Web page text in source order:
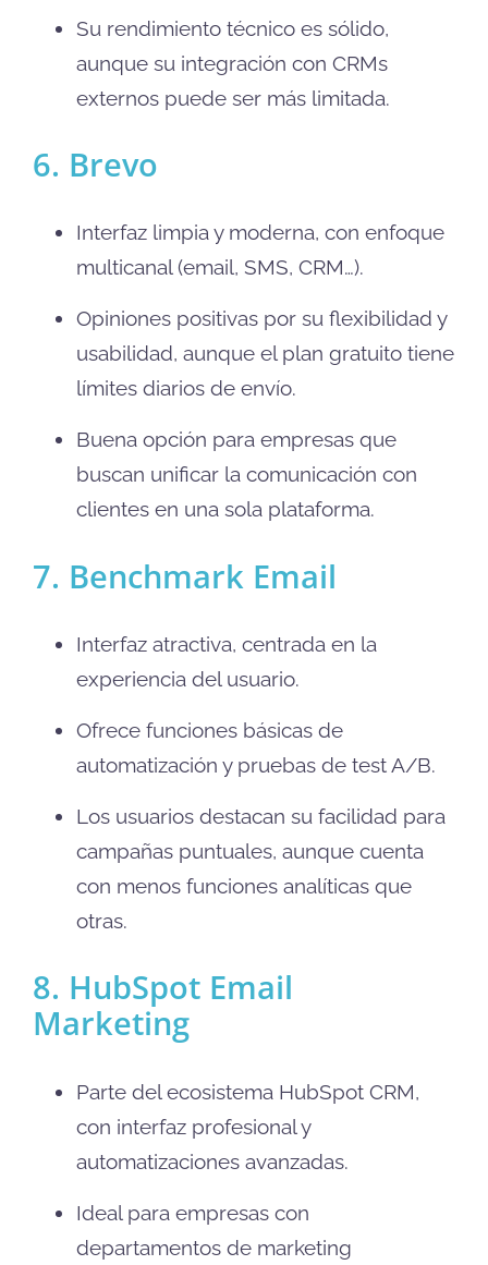
Su rendimiento técnico es sólido,
aunque su integración con CRMs
externos puede ser más limitada.
6. Brevo
Interfaz limpia y moderna, con enfoque
multicanal (email, SMS, CRM…).
Opiniones positivas por su flexibilidad y
usabilidad, aunque el plan gratuito tiene
límites diarios de envío.
Buena opción para empresas que
buscan unificar la comunicación con
clientes en una sola plataforma.
7. Benchmark Email
Interfaz atractiva, centrada en la
experiencia del usuario.
Ofrece funciones básicas de
automatización y pruebas de test A/B.
Los usuarios destacan su facilidad para
campañas puntuales, aunque cuenta
con menos funciones analíticas que
otras.
8. HubSpot Email
Marketing
Parte del ecosistema HubSpot CRM,
con interfaz profesional y
automatizaciones avanzadas.
Ideal para empresas con
departamentos de marketing